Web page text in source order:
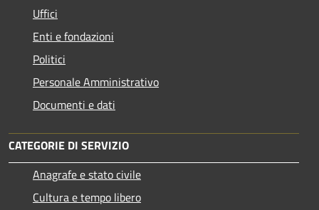
Uffici
Enti e fondazioni
Politici
Personale Amministrativo
Documenti e dati
CATEGORIE DI SERVIZIO
Anagrafe e stato civile
Cultura e tempo libero